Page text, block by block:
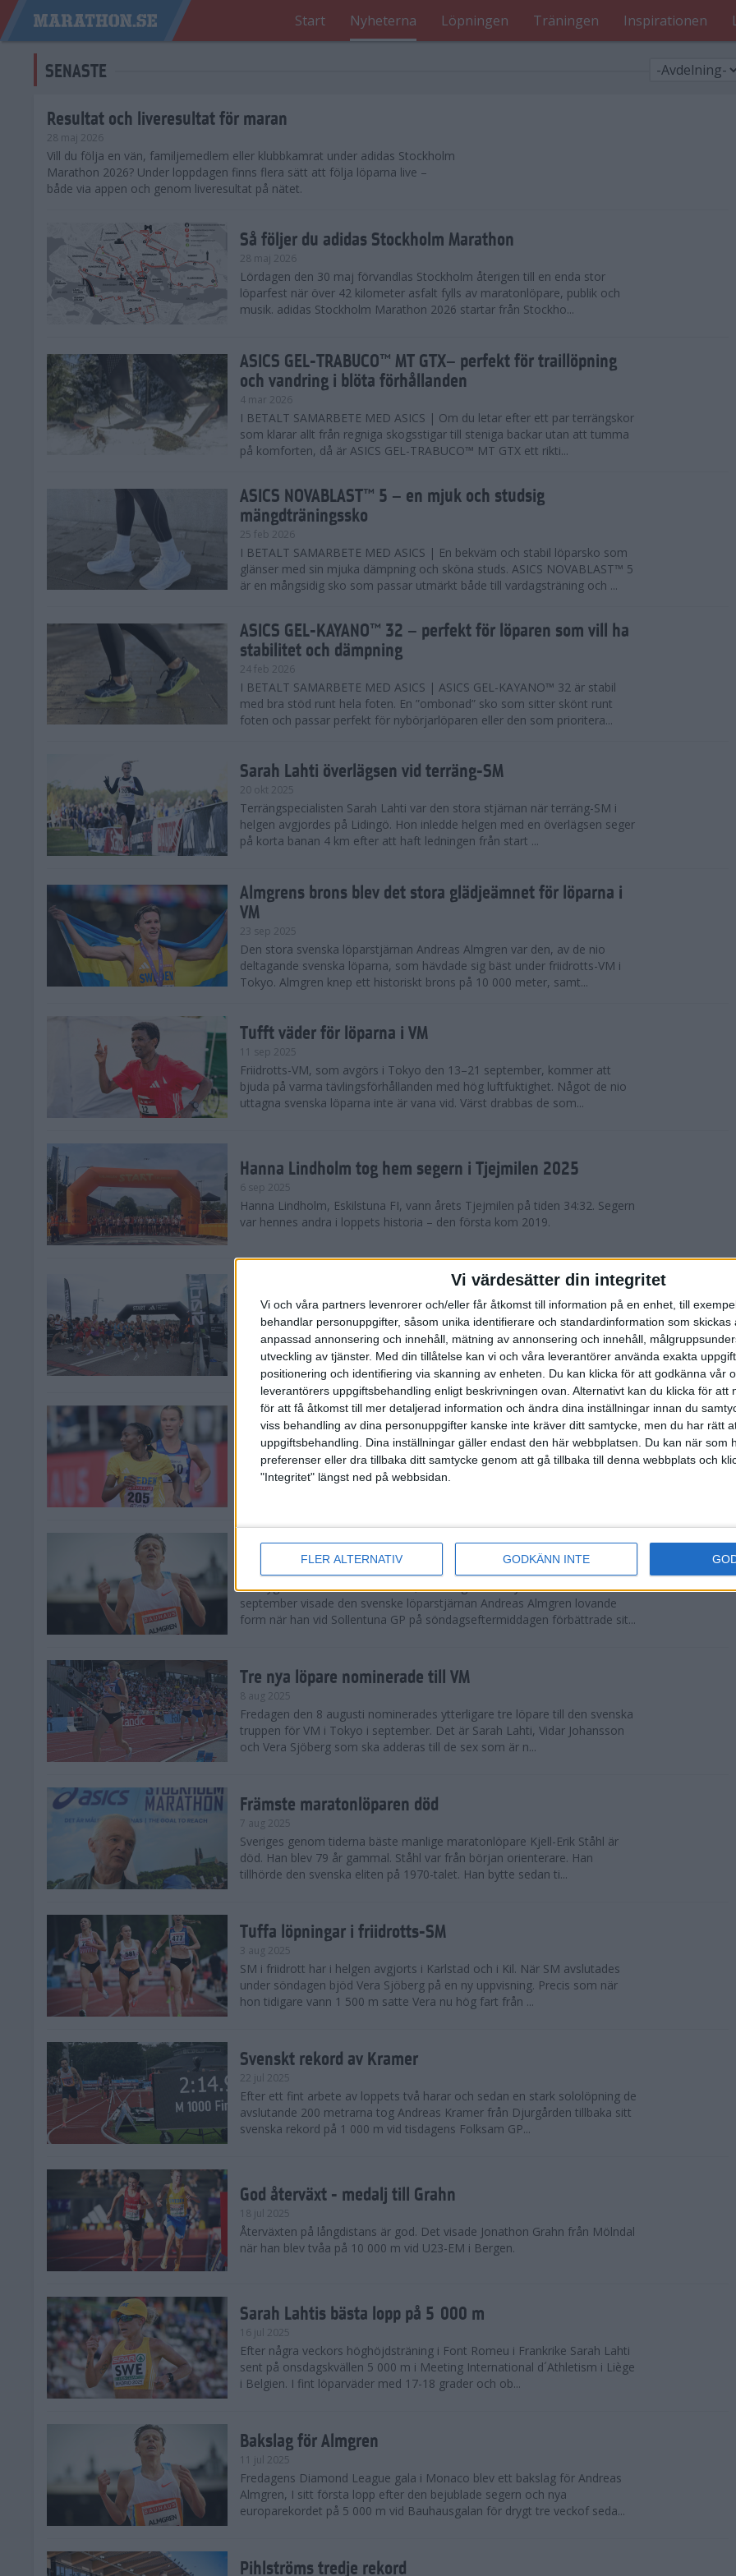
Vi värdesätter din integritet
Vi och våra partners levenrorer och/eller får åtkomst till information på en enhet, till
behandlar personuppgifter, såsom unika identifierare och standardinformation som skickas
anpassad annonsering och innehåll, mätning av annonsering och innehåll,
utveckling av tjänster. Med din tillåtelse kan vi och våra leverantörer använda exakta
positionering och identifiering via skanning av enheten. Du kan klicka för att godkänna vår
leverantörers uppgiftsbehandling enligt beskrivningen ovan. Alternativt kan du klicka för att
för att få åtkomst till mer detaljerad information och ändra dina inställningar innan du
viss behandling av dina personuppgifter kanske inte kräver ditt samtycke, men du har rätt
uppgiftsbehandling. Dina inställningar gäller endast den här webbplatsen. Du kan när som
preferenser eller dra tillbaka ditt samtycke genom att gå tillbaka till denna webbplats och
"Integritet" längst ned på webbsidan.
FLER ALTERNATIV GODKÄNN INTE
Start Nyheterna Löpningen Träningen Inspirationen
SENASTE
Resultat och liveresultat för maran
28 maj 2026
​Vill du följa en vän, familjemedlem eller klubbkamrat under adidas Stockholm
Marathon 2026? Under loppdagen finns flera sätt att följa löparna live –
både via appen och genom liveresultat på nätet.
Så följer du adidas Stockholm Marathon
28 maj 2026
Lördagen den 30 maj förvandlas Stockholm återigen till en enda stor
löparfest när över 42 kilometer asfalt fylls av maratonlöpare, publik och
musik. adidas Stockholm Marathon 2026 startar från Stockho...
ASICS GEL-TRABUCO™ MT GTX– perfekt för traillöpning
och vandring i blöta förhållanden
4 mar 2026
I BETALT SAMARBETE MED ASICS | Om du letar efter ett par terrängskor
som klarar allt från regniga skogsstigar till steniga backar utan att tumma
på komforten, då är ASICS GEL-TRABUCO™ MT GTX ett rikti...
ASICS NOVABLAST™ 5 – en mjuk och studsig
mängdträningssko
25 feb 2026
I BETALT SAMARBETE MED ASICS | En bekväm och stabil löparsko som
glänser med sin mjuka dämpning och sköna studs. ASICS NOVABLAST™ 5
är en mångsidig sko som passar utmärkt både till vardagsträning och ...
ASICS GEL-KAYANO™ 32 – perfekt för löparen som vill ha
stabilitet och dämpning
24 feb 2026
I BETALT SAMARBETE MED ASICS | ASICS GEL-KAYANO™ 32 är stabil
med bra stöd runt hela foten. En ”ombonad” sko som sitter skönt runt
foten och passar perfekt för nybörjarlöparen eller den som prioritera...
Sarah Lahti överlägsen vid terräng-SM
20 okt 2025
Terrängspecialisten Sarah Lahti var den stora stjärnan när terräng-SM i
helgen avgjordes på Lidingö. Hon inledde helgen med en överlägsen seger
på korta banan 4 km efter att haft ledningen från start ...
Almgrens brons blev det stora glädjeämnet för löparna i
VM
23 sep 2025
Den stora svenska löparstjärnan Andreas Almgren var den, av de nio
deltagande svenska löparna, som hävdade sig bäst under friidrotts-VM i
Tokyo. Almgren knep ett historiskt brons på 10 000 meter, samt...
Tufft väder för löparna i VM
11 sep 2025
Friidrotts-VM, som avgörs i Tokyo den 13–21 september, kommer att
bjuda på varma tävlingsförhållanden med hög luftfuktighet. Något de nio
uttagna svenska löparna inte är vana vid. Värst drabbas de som...
Hanna Lindholm tog hem segern i Tjejmilen 2025
6 sep 2025
Hanna Lindholm, Eskilstuna FI, vann årets Tjejmilen på tiden 34:32. Segern
var hennes andra i loppets historia – den första kom 2019.
Snabbaste segertiden på 12 år i rekordstort adidas
Stockholm Halvmaraton
30 aug 2025
Ett slutsålt och rekordstort adidas Stockholm Halvmaraton avgjordes i
nästintill perfekt löparväder. 18 grader, mulet och väldigt lite vind. Totalt
var 19,866 löpare anmälda, varav 15,807 kom till sta...
Löparna viktiga när Sverige vann Finnkampen
26 aug 2025
Den hundrade upplagan av Finnkampen, världens äldsta och största
landskamp i friidrott, avgjordes inför fullsatta läktare på Stockholms
Svenskt rekord när Almgren testade VM-formen
En dryg månad före friidrotts-VM, som avgörs i Tokyo den 13-21
september visade den svenske löparstjärnan Andreas Almgren lovande
form när han vid Sollentuna GP på söndagseftermiddagen förbättrade sit...
Tre nya löpare nominerade till VM
8 aug 2025
Fredagen den 8 augusti nominerades ytterligare tre löpare till den svenska
truppen för VM i Tokyo i september. Det är Sarah Lahti, Vidar Johansson
och Vera Sjöberg som ska adderas till de sex som är n...
Främste maratonlöparen död
7 aug 2025
Sveriges genom tiderna bäste manlige maratonlöpare Kjell-Erik Ståhl är
död. Han blev 79 år gammal. Ståhl var från början orienterare. Han
tillhörde den svenska eliten på 1970-talet. Han bytte sedan ti...
Tuffa löpningar i friidrotts-SM
3 aug 2025
SM i friidrott har i helgen avgjorts i Karlstad och i Kil. När SM avslutades
under söndagen bjöd Vera Sjöberg på en ny uppvisning. Precis som när
hon tidigare vann 1 500 m satte Vera nu hög fart från ...
Svenskt rekord av Kramer
22 jul 2025
Efter ett fint arbete av loppets två harar och sedan en stark sololöpning de
avslutande 200 metrarna tog Andreas Kramer från Djurgården tillbaka sitt
svenska rekord på 1 000 m vid tisdagens Folksam GP...
God återväxt - medalj till Grahn
18 jul 2025
Återväxten på långdistans är god. Det visade Jonathon Grahn från Mölndal
när han blev tvåa på 10 000 m vid U23-EM i Bergen.
Sarah Lahtis bästa lopp på 5 000 m
16 jul 2025
Efter några veckors höghöjdsträning i Font Romeu i Frankrike Sarah Lahti
sent på onsdagskvällen 5 000 m i Meeting International d´Athletism i Liège
i Belgien. I fint löparväder med 17-18 grader och ob...
Bakslag för Almgren
11 jul 2025
Fredagens Diamond League gala i Monaco blev ett bakslag för Andreas
Almgren, I sitt första lopp efter den bejublade segern och nya
europarekordet på 5 000 m vid Bauhausgalan för drygt tre veckof seda...
Pihlströms tredje rekord